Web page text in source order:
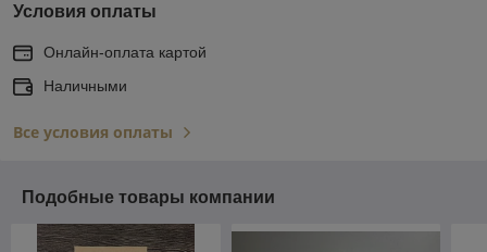
Условия оплаты
Онлайн-оплата картой
Наличными
Все условия оплаты
Подобные товары компании